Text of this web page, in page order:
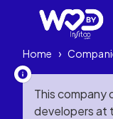
Home ›
This company
developers at